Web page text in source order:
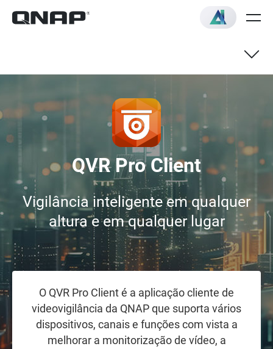
QVR Pro Client
Vigilância inteligente em qualquer
altura e em qualquer lugar
O QVR Pro Client é a aplicação cliente de
videovigilância da QNAP que suporta vários
dispositivos, canais e funções com vista a
melhorar a monitorização de vídeo, a